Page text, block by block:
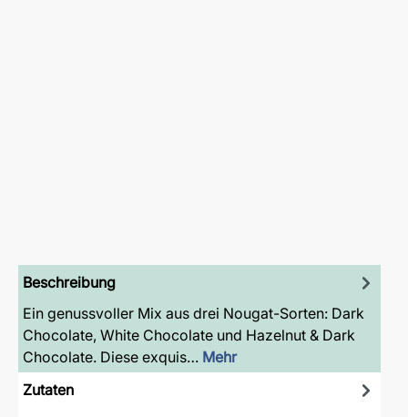
Beschreibung
Ein genussvoller Mix aus drei Nougat-Sorten: Dark
Chocolate, White Chocolate und Hazelnut & Dark
Chocolate. Diese exquis… Mehr
Zutaten